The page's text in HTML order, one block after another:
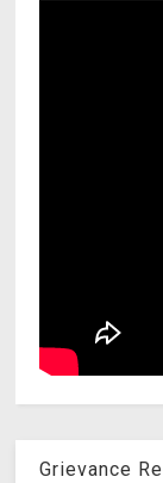
Grievance